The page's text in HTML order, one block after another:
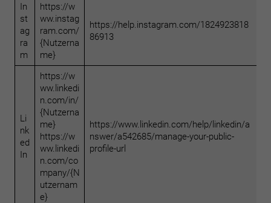
In
st
ag
ra
m
https://w
ww.instag
ram.com/
{Nutzerna
me}
https://help.instagram.com/1824923818
86913
Li
nk
ed
In
https://w
ww.linkedi
n.com/in/
{Nutzerna
me}
https://w
ww.linkedi
n.com/co
mpany/{N
utzernam
e}
https://www.linkedin.com/help/linkedin/a
nswer/a542685/manage-your-public-
profile-url